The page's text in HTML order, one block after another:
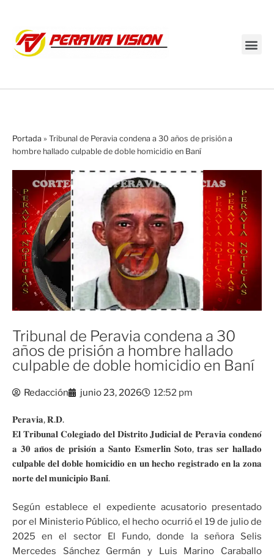
Portada » Tribunal de Peravia condena a 30 años de prisión a
hombre hallado culpable de doble homicidio en Baní
Tribunal de Peravia condena a 30
años de prisión a hombre hallado
culpable de doble homicidio en Baní
Redacción junio 23, 2026 12:52 pm
𝐏𝐞𝐫𝐚𝐯𝐢𝐚, 𝐑.𝐃.
𝐄𝐥 𝐓𝐫𝐢𝐛𝐮𝐧𝐚𝐥 𝐂𝐨𝐥𝐞𝐠𝐢𝐚𝐝𝐨 𝐝𝐞𝐥 𝐃𝐢𝐬𝐭𝐫𝐢𝐭𝐨 𝐉𝐮𝐝𝐢𝐜𝐢𝐚𝐥 𝐝𝐞 𝐏𝐞𝐫𝐚𝐯𝐢𝐚 𝐜𝐨𝐧𝐝𝐞𝐧𝐨́
𝐚 𝟑𝟎 𝐚𝐧̃𝐨𝐬 𝐝𝐞 𝐩𝐫𝐢𝐬𝐢𝐨́𝐧 𝐚 𝐒𝐚𝐧𝐭𝐨 𝐄𝐬𝐦𝐞𝐫𝐥𝐢𝐧 𝐒𝐨𝐭𝐨, 𝐭𝐫𝐚𝐬 𝐬𝐞𝐫 𝐡𝐚𝐥𝐥𝐚𝐝𝐨
𝐜𝐮𝐥𝐩𝐚𝐛𝐥𝐞 𝐝𝐞𝐥 𝐝𝐨𝐛𝐥𝐞 𝐡𝐨𝐦𝐢𝐜𝐢𝐝𝐢𝐨 𝐞𝐧 𝐮𝐧 𝐡𝐞𝐜𝐡𝐨 𝐫𝐞𝐠𝐢𝐬𝐭𝐫𝐚𝐝𝐨 𝐞𝐧 𝐥𝐚 𝐳𝐨𝐧𝐚
𝐧𝐨𝐫𝐭𝐞 𝐝𝐞𝐥 𝐦𝐮𝐧𝐢𝐜𝐢𝐩𝐢𝐨 𝐁𝐚𝐧𝐢́.
Según establece el expediente acusatorio presentado
por el Ministerio Público, el hecho ocurrió el 19 de julio de
2025 en el sector El Fundo, donde la señora Selis
Mercedes Sánchez Germán y Luis Marino Caraballo